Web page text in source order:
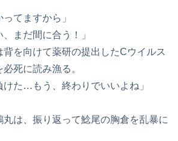
てますから」
まだ間に合う！」
を向けて薬研の提出したCウイルス
死に読み漁る。
た…もう、終わりでいいよね」
は、振り返って鯰尾の胸倉を乱暴に